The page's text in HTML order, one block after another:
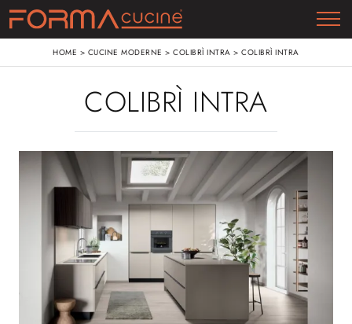
HOME > CUCINE MODERNE >COLIBRÌ INTRA >COLIBRÌ INTRA
COLIBRÌ INTRA